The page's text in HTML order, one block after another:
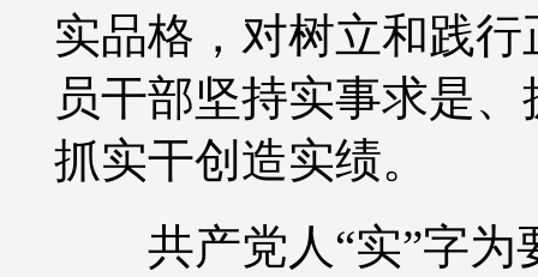
实品格，对树立和践
员干部坚持实事求是
抓实干创造实绩。
共产党人“实”字